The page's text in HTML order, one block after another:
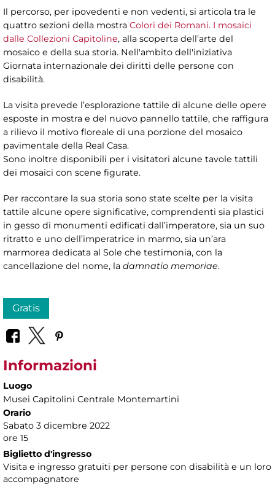
Il percorso, per ipovedenti e non vedenti, si articola tra le
quattro sezioni della mostra Colori dei Romani. I mosaici
dalle Collezioni Capitoline, alla scoperta dell’arte del
mosaico e della sua storia. Nell'ambito dell'iniziativa
Giornata internazionale dei diritti delle persone con
disabilità.
La visita prevede l’esplorazione tattile di alcune delle opere
esposte in mostra e del nuovo pannello tattile, che raffigura
a rilievo il motivo floreale di una porzione del mosaico
pavimentale della Real Casa.
Sono inoltre disponibili per i visitatori alcune tavole tattili
dei mosaici con scene figurate.
Per raccontare la sua storia sono state scelte per la visita
tattile alcune opere significative, comprendenti sia plastici
in gesso di monumenti edificati dall’imperatore, sia un suo
ritratto e uno dell’imperatrice in marmo, sia un’ara
marmorea dedicata al Sole che testimonia, con la
cancellazione del nome, la damnatio memoriae.
Gratis
Informazioni
Luogo
Musei Capitolini Centrale Montemartini
Orario
Sabato 3 dicembre 2022
ore 15
Biglietto d'ingresso
Visita e ingresso gratuiti per persone con disabilità e un loro
accompagnatore